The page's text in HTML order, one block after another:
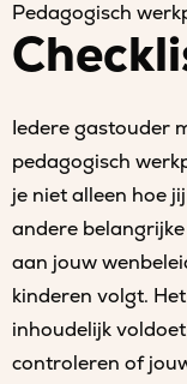
Pedagogisch
Iedere gastouder
pedagogisch
je niet alleen hoe
andere
aan jouw
kinderen volgt.
inhoudelijk
controleren of